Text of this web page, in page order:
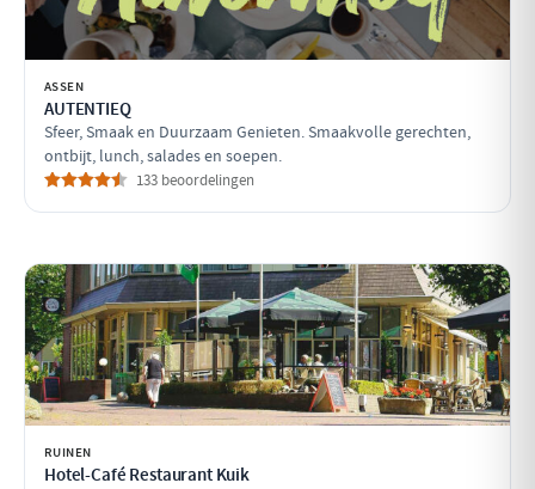
ASSEN
AUTENTIEQ
Sfeer, Smaak en Duurzaam Genieten. Smaakvolle gerechten,
ontbijt, lunch, salades en soepen.
133 beoordelingen
RUINEN
Hotel-Café Restaurant Kuik